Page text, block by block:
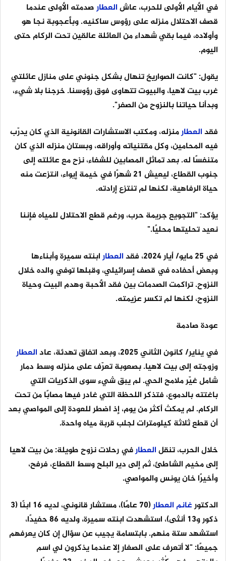
في الأيام الأولى للحرب، عاشالعطارصدمته الأولى عندما
قصف الاحتلال منزله على رؤوس ساكنيه. وبأعجوبة نجا هو
وأولاده، فيما بقي شهداء من العائلة عالقين تحت الركام حتى
اليوم.
يقول: "كانت الصواريخ تنهال بشكل جنوني على منازل عائلتي
غرب بيت لاهيا، والبيوت تتهاوى فوق رؤوسنا. خرجنا بلا شيء،
وبدأنا حياتنا بالنزوح من الصفر".
فقدالعطارمنزله، ومكتب الاستشارات القانونية الذي كان يدرّب
فيه المحامين، وكل مقتنياته وأوراقه، وبستان منزله الذي كان
متنفسًا له. بعد تماثل المصابين للشفاء، نزح مع عائلته إلى
جنوب القطاع، ليعيش 21 شهرًا في خيمة إيواء، انتزعت منه
حياة الرفاهية، لكنها لم تنتزع إرادته.
يؤكد: "التجويع جريمة حرب، ورغم قطع الاحتلال للمياه فإننا
نعيد تحليتها محليًا."
في 25 مايو/ أيار 2024، فقد
العطارابنته سميرة وأبناءها
وبعض أحفاده في قصف إسرائيلي، وقبلها توفي والده خلال
النزوح. تراكمت الصدمات بين فقد الأحبة وهدم البيت وحياة
النزوح، لكنها لم تكسر عزيمته.
عودة صادمة
في يناير/ كانون الثاني 2025، وبعد اتفاق تهدئة، عاد
العطار
وزوجته إلى بيت لاهيا. بصعوبة تعرّف على منزله وسط دمار
شامل غيّر ملامح الحي. لم يبق شيء سوى الذكريات التي
باغتته بالدموع، فتذكر اللحظة التي غادر فيها مصابًا من تحت
الركام. لم يمكث أكثر من يوم، إذ اضطر للعودة إلى المواصي بعد
أن قطع ثلاثة كيلومترات لجلب قربة مياه واحدة.
خلال الحرب، تنقلالعطارفي رحلات نزوح طويلة: من بيت لاهيا
إلى مخيم الشاطئ، ثم إلى دير البلح وسط القطاع، فرفح،
وأخيرًا خان يونس والمواصي.
الدكتورغانم العطار
(70 عامًا)، مستشار قانوني، لديه 16 ابنًا (3
ذكور و13 أنثى)، استشهدت ابنته سميرة، ولديه 86 حفيدًا،
استشهد ستة منهم. بابتسامة يجيب عن سؤال إن كان يعرفهم
جميعًا: "لا أتعرف على الصغار إلا عندما يذكرون لي اسم